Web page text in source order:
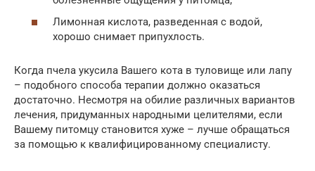
Лимонная кислота, разведенная с водой,
хорошо снимает припухлость.
Когда пчела укусила Вашего кота в туловище или лапу
– подобного способа терапии должно оказаться
достаточно. Несмотря на обилие различных вариантов
лечения, придуманных народными целителями, если
Вашему питомцу становится хуже – лучше обращаться
за помощью к квалифицированному специалисту.